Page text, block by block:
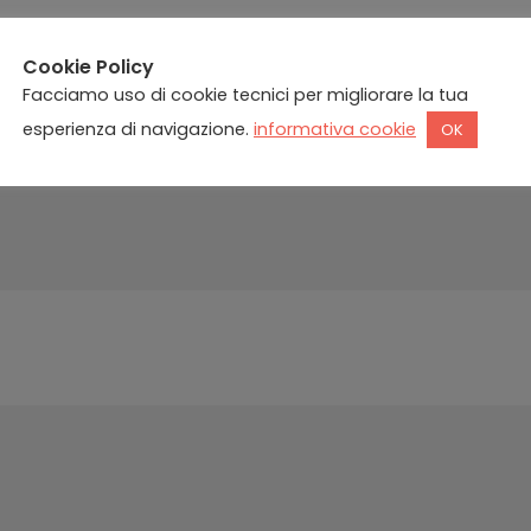
Cookie Policy
Facciamo uso di cookie tecnici per migliorare la tua
esperienza di navigazione. informativa cookie OK